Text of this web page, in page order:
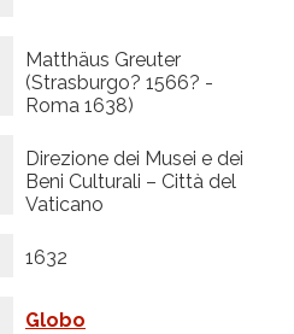
Matthäus Greuter
(Strasburgo? 1566? -
Roma 1638)
Direzione dei Musei e dei
Beni Culturali – Città del
Vaticano
1632
Globo